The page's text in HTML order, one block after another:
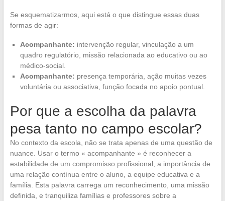
Se esquematizarmos, aqui está o que distingue essas duas
formas de agir:
Acompanhante: intervenção regular, vinculação a um
quadro regulatório, missão relacionada ao educativo ou ao
médico-social.
Acompanhante: presença temporária, ação muitas vezes
voluntária ou associativa, função focada no apoio pontual.
Por que a escolha da palavra
pesa tanto no campo escolar?
No contexto da escola, não se trata apenas de uma questão de
nuance. Usar o termo « acompanhante » é reconhecer a
estabilidade de um compromisso profissional, a importância de
uma relação contínua entre o aluno, a equipe educativa e a
família. Esta palavra carrega um reconhecimento, uma missão
definida, e tranquiliza famílias e professores sobre a